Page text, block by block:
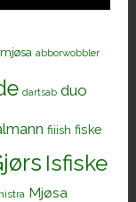
abborwobbler
dartsab duo
fiiish fiske
Isfiske
Mjøsa